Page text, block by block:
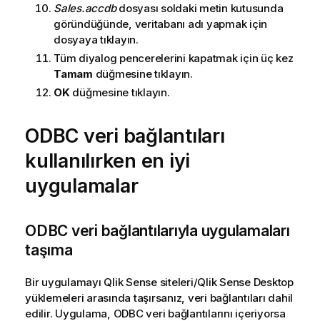
Sales.accdbdosyası soldaki metin kutusunda
göründüğünde, veritabanı adı yapmak için
dosyaya tıklayın.
Tüm diyalog pencerelerini kapatmak için üç kez
Tamam düğmesine tıklayın.
OKdüğmesine tıklayın.
ODBC veri bağlantıları
kullanılırken en iyi
uygulamalar
ODBC veri bağlantılarıyla uygulamaları
taşıma
Bir uygulamayı Qlik Sensesiteleri/Qlik Sense Desktop
yüklemeleri arasında taşırsanız, veri bağlantıları dahil
edilir. Uygulama, ODBCveri bağlantılarını içeriyorsa